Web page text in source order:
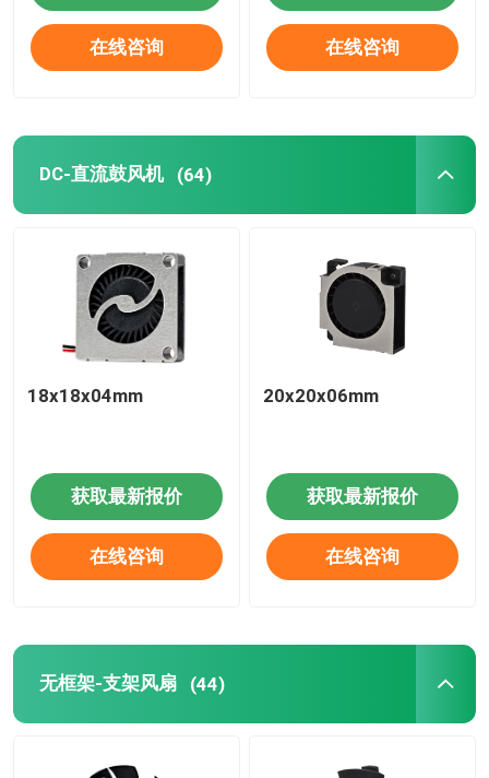
在线咨询 在线咨询
DC-直流鼓风机 (64)
18x18x04mm
获取最新报价
在线咨询
20x20x06mm
获取最新报价
在线咨询
无框架-支架风扇 (44)